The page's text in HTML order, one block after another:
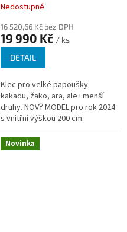
Nedostupné
16 520,66 Kč bez DPH
19 990 Kč / ks
DETAIL
Klec pro velké papoušky:
kakadu, žako, ara, ale i menší
druhy. NOVÝ MODEL pro rok 2024
s vnitřní výškou 200 cm.
Novinka